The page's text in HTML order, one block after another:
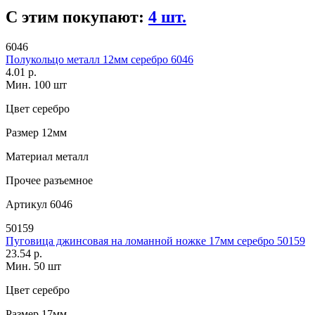
С этим покупают: 4 шт.
6046
Полукольцо металл 12мм серебро 6046
4.01 р.
Мин. 100 шт
Цвет серебро
Размер 12мм
Материал металл
Прочее разъемное
Артикул 6046
50159
Пуговица джинсовая на ломанной ножке 17мм серебро 50159
23.54 р.
Мин. 50 шт
Цвет серебро